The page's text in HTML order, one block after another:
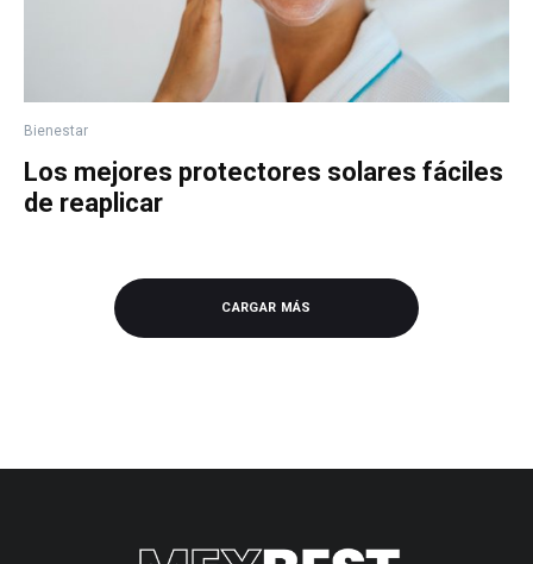
Bienestar
Los mejores protectores solares fáciles
de reaplicar
CARGAR MÁS